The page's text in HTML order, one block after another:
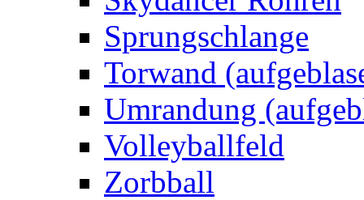
Sprungschlange
Torwand
Umrandung
Volleyballfeld
Zorbball